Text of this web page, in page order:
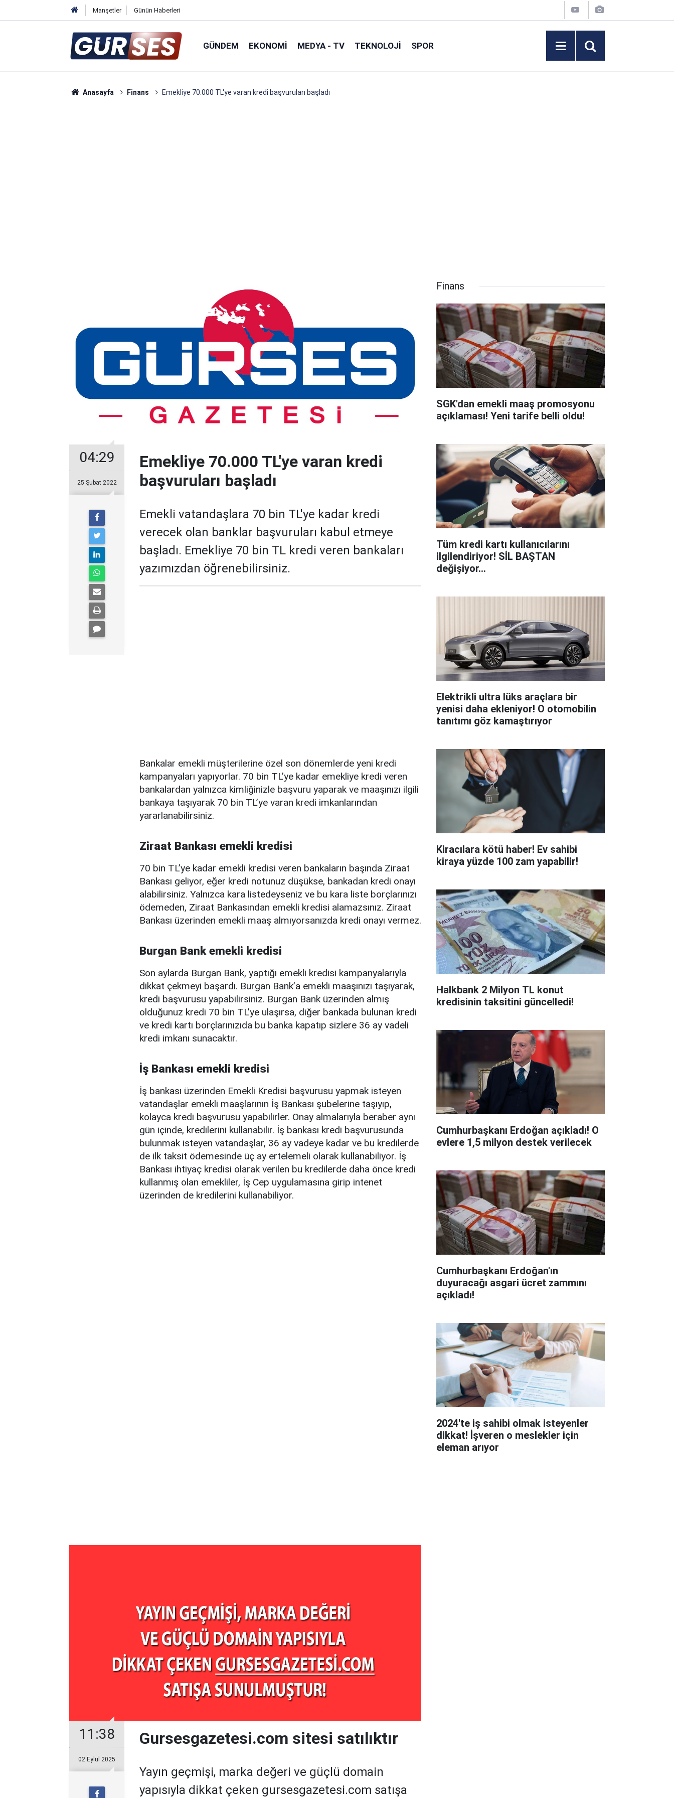
Manşetler Günün Haberleri
GÜNDEM EKONOMI MEDYA - TV TEKNOLOJI SPOR
Anasayfa Finans Emekliye 70.000 TL'ye varan kredi başvuruları başladı
04:29
25 Şubat 2022
Emekliye 70.000 TL'ye varan kredi
başvuruları başladı
Emekli vatandaşlara 70 bin TL'ye kadar kredi
verecek olan banklar başvuruları kabul etmeye
başladı. Emekliye 70 bin TL kredi veren bankaları
yazımızdan öğrenebilirsiniz.
Bankalar emekli müşterilerine özel son dönemlerde yeni kredi
kampanyaları yapıyorlar. 70 bin TL’ye kadar emekliye kredi veren
bankalardan yalnızca kimliğinizle başvuru yaparak ve maaşınızı ilgili
bankaya taşıyarak 70 bin TL’ye varan kredi imkanlarından
yararlanabilirsiniz.
Ziraat Bankası emekli kredisi
70 bin TL’ye kadar emekli kredisi veren bankaların başında Ziraat
Bankası geliyor, eğer kredi notunuz düşükse, bankadan kredi onayı
alabilirsiniz. Yalnızca kara listedeyseniz ve bu kara liste borçlarınızı
ödemeden, Ziraat Bankasından emekli kredisi alamazsınız. Ziraat
Bankası üzerinden emekli maaş almıyorsanızda kredi onayı vermez.
Burgan Bank emekli kredisi
Son aylarda Burgan Bank, yaptığı emekli kredisi kampanyalarıyla
dikkat çekmeyi başardı. Burgan Bank’a emekli maaşınızı taşıyarak,
kredi başvurusu yapabilirsiniz. Burgan Bank üzerinden almış
olduğunuz kredi 70 bin TL’ye ulaşırsa, diğer bankada bulunan kredi
ve kredi kartı borçlarınızıda bu banka kapatıp sizlere 36 ay vadeli
kredi imkanı sunacaktır.
İş Bankası emekli kredisi
İş bankası üzerinden Emekli Kredisi başvurusu yapmak isteyen
vatandaşlar emekli maaşlarının İş Bankası şubelerine taşıyıp,
kolayca kredi başvurusu yapabilirler. Onay almalarıyla beraber aynı
gün içinde, kredilerini kullanabilir. İş bankası kredi başvurusunda
bulunmak isteyen vatandaşlar, 36 ay vadeye kadar ve bu kredilerde
de ilk taksit ödemesinde üç ay ertelemeli olarak kullanabiliyor. İş
Bankası ihtiyaç kredisi olarak verilen bu kredilerde daha önce kredi
kullanmış olan emekliler, İş Cep uygulamasına girip intenet
üzerinden de kredilerini kullanabiliyor.
11:38
02 Eylül 2025
Gursesgazetesi.com sitesi satılıktır
Yayın geçmişi, marka değeri ve güçlü domain
yapısıyla dikkat çeken gursesgazetesi.com satışa
Finans
SGK'dan emekli maaş promosyonu
açıklaması! Yeni tarife belli oldu!
Tüm kredi kartı kullanıcılarını
ilgilendiriyor! SİL BAŞTAN
değişiyor...
Elektrikli ultra lüks araçlara bir
yenisi daha ekleniyor! O otomobilin
tanıtımı göz kamaştırıyor
Kiracılara kötü haber! Ev sahibi
kiraya yüzde 100 zam yapabilir!
Halkbank 2 Milyon TL konut
kredisinin taksitini güncelledi!
Cumhurbaşkanı Erdoğan açıkladı! O
evlere 1,5 milyon destek verilecek
Cumhurbaşkanı Erdoğan'ın
duyuracağı asgari ücret zammını
açıkladı!
2024'te iş sahibi olmak isteyenler
dikkat! İşveren o meslekler için
eleman arıyor